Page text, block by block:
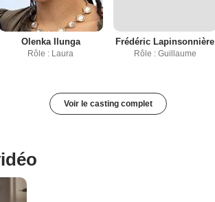
Olenka Ilunga
Rôle : Laura
Frédéric Lapinsonnière
Rôle : Guillaume
Voir le casting complet